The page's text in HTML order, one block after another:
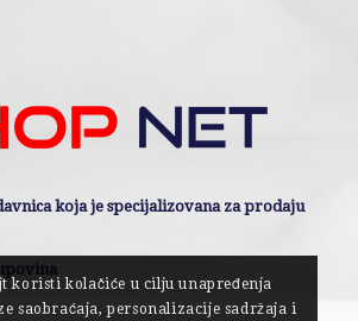
koja je specijalizovana za prodaju
koristi kolačiće u cilju unapređenja
saobraćaja, personalizacije sadržaja i